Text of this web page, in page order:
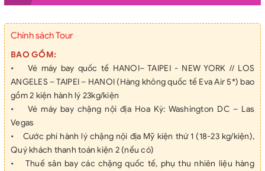
Chính sách Tour
BAO GỒM:
• Vé máy bay quốc tế HANOI– TAIPEI - NEW YORK // LOS
ANGELES – TAIPEI – HANOI (Hàng không quốc tế Eva Air 5*) bao
gồm 2 kiện hành lý 23kg/kiện
• Vé máy bay chặng nội địa Hoa Kỳ: Washington DC – Las
Vegas
• Cước phí hành lý chặng nội địa Mỹ kiện thứ 1 (18-23 kg/kiện),
Quý khách thanh toán kiện 2 (nếu có)
• Thuế sân bay các chặng quốc tế, phụ thu nhiên liệu hàng